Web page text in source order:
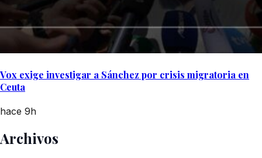
Vox exige investigar a Sánchez por crisis migratoria en
Ceuta
hace 9h
Archivos